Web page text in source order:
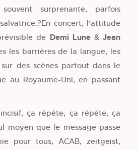
surprenante, parfois
concert, l’attitude
de Demi Lune&Jean
les barrières de la langue, les
des scènes partout dans le
au Royaume-Uni, en passant
ça répète, ça répète, ça
moyen que le message passe
pour tous, ACAB, zeitgeist,